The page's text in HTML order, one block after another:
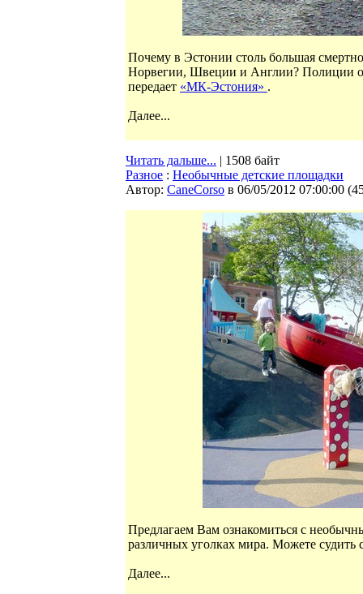
Почему в Эстонии столь большая
Норвегии, Швеции и Англии? Полиции
передает «МК-Эстония» .
Далее...
Читать дальше... | 1508 байт
Разное : Необычные детские площадки
Автор: CaneCorso в 06/05/2012 07:00:00 (
Предлагаем Вам ознакомиться с
различных уголках мира. Можете судить
Далее...